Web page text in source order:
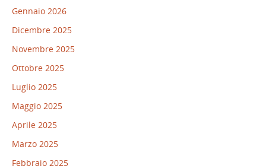
Gennaio 2026
Dicembre 2025
Novembre 2025
Ottobre 2025
Luglio 2025
Maggio 2025
Aprile 2025
Marzo 2025
Febbraio 2025